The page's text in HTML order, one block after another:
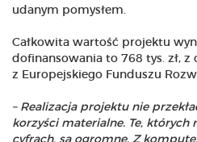
udanym pomysłem.
Całkowita wartość projektu
dofinansowania to 768 tys. zł, z
z Europejskiego Funduszu
– Realizacja projektu nie
korzyści materialne. Te, których